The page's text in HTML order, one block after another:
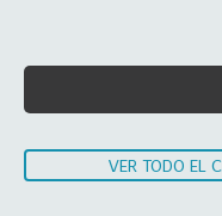
VER TODO EL